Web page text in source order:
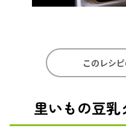
このレシ
里いもの豆